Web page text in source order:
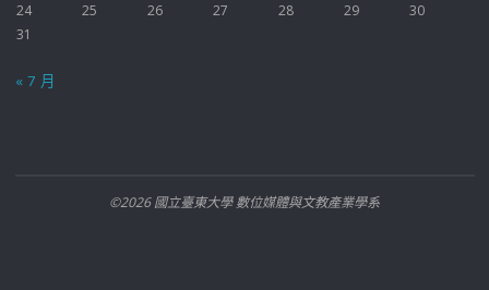
24
25 26 27 28 29
30
31
« 7 月
©2026 國立臺東大學 數位媒體與文教產業學系